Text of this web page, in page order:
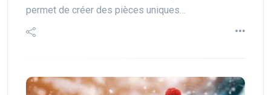
permet de créer des pièces uniques…